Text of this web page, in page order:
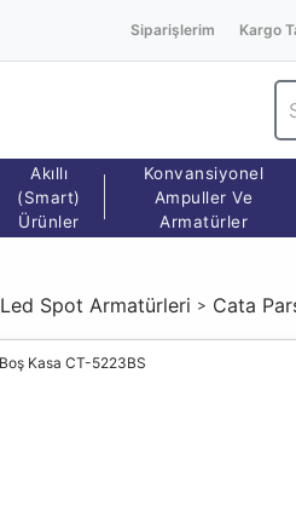
Siparişlerim Kargo
Akıllı
(Smart)
Ürünler
Konvansiyonel
Ampuller Ve
Armatürler
Led Spot Armatürleri Cata